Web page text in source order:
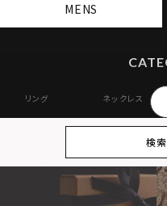
MENS
リング ネックレス
オンラインストア
限定
検